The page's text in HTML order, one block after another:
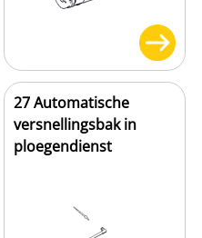
27 Automatische
versnellingsbak in
ploegendienst